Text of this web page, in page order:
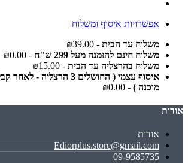
אפשרויות איסוף ומשלוח
משלוח עד הבית - ₪39.00
משלוח חינם להזמנה מעל 299 ש"ח
- ₪0.00
משלוח בהרצליה עד הבית - ₪15.00
איסוף עצמי ( החושלים 3
מוכנה ) - ₪0.00
אודות
אודות
Ediorplus.store@gmail.com
09-9585735